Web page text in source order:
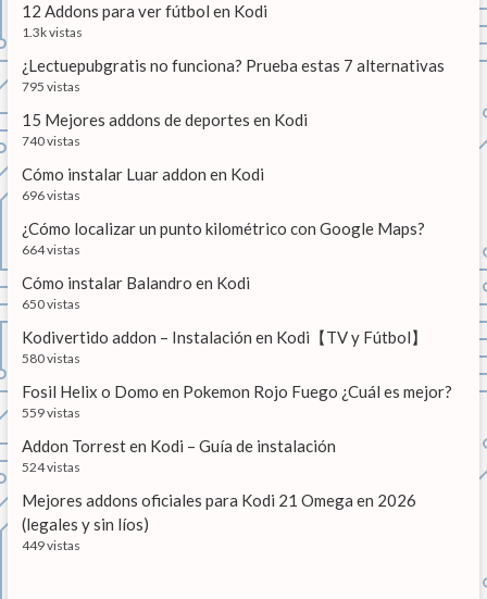
e
e
n
t
r
a
d
a
s
t
12 Addons para ver fútbol en Kodi
1.3k vistas
¿Lectuepubgratis no funciona? Prueba estas 7 alternativas
795 vistas
15 Mejores addons de deportes en Kodi
740 vistas
Cómo instalar Luar addon en Kodi
696 vistas
¿Cómo localizar un punto kilométrico con Google Maps?
664 vistas
Cómo instalar Balandro en Kodi
650 vistas
Kodivertido addon – Instalación en Kodi【TV y Fútbol】
580 vistas
Fosil Helix o Domo en Pokemon Rojo Fuego ¿Cuál es mejor?
559 vistas
Addon Torrest en Kodi – Guía de instalación
524 vistas
Mejores addons oficiales para Kodi 21 Omega en 2026
(legales y sin líos)
449 vistas